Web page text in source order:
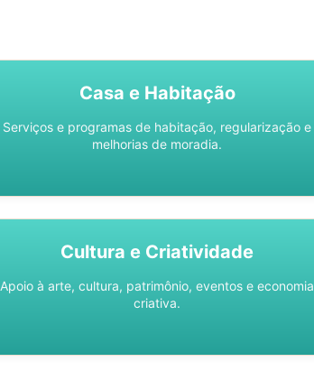
Casa e Habitação
Serviços e programas de habitação, regularização e
melhorias de moradia.
Cultura e Criatividade
Apoio à arte, cultura, patrimônio, eventos e economia
criativa.